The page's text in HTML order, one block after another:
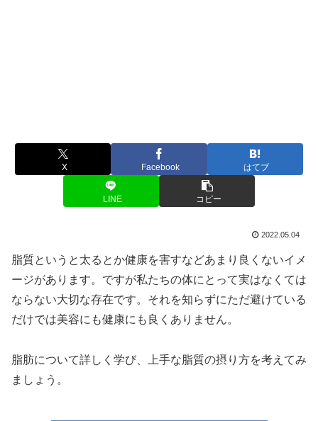
X Facebook はてブ
LINE コピー
2022.05.04
脂質というと太るとか健康を害すなどあまり良くないイメ
ージがあります。ですが私たちの体にとって実はなくては
ならない大切な存在です。それを知らずにただ避けている
だけでは美容にも健康にも良くありません。
脂肪について詳しく学び、上手な脂質の摂り方を考えてみ
ましょう。